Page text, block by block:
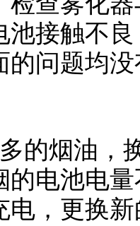
池接触不
的问题均
的烟油，
的电池电
电，更换